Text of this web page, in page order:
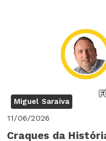
Miguel Saraiva
11/06/2026
Craques da